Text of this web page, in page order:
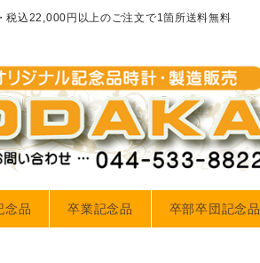
税込22,000円以上のご注文で1箇所送料無料
念品 卒業記念品 卒部卒団記念品